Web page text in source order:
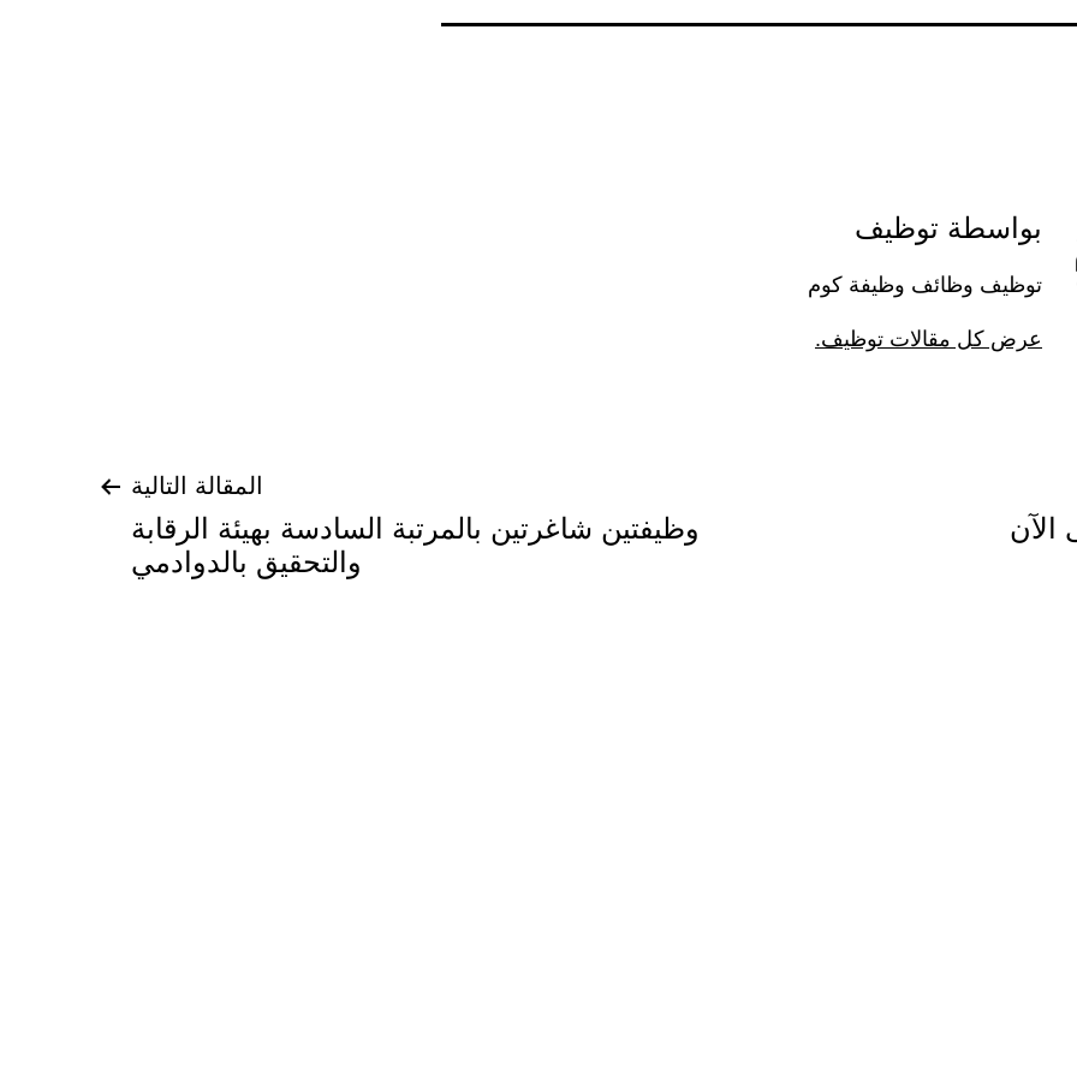
بواسطة توظيف
توظيف وظائف وظيفة كوم
عرض كل مقالات توظيف.
المقالة التالية
وظيفتين شاغرتين بالمرتبة السادسة بهيئة الرقابة
والتحقيق بالدوادمي